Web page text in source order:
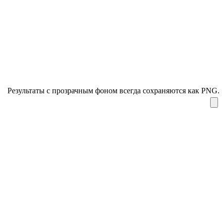
Результаты с прозрачным фоном всегда сохраняются как PNG.